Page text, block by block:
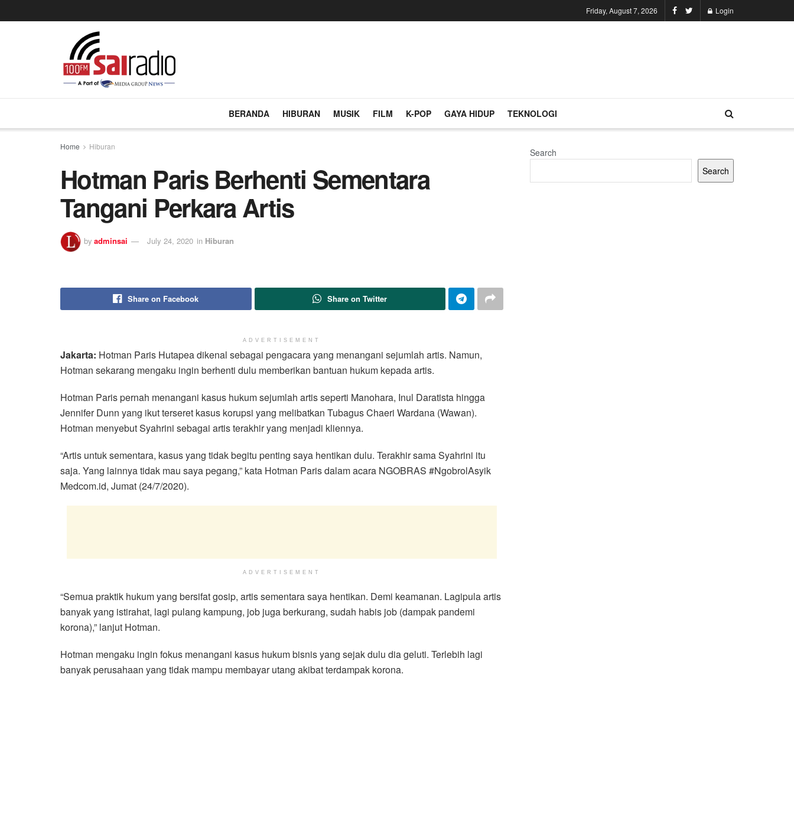
Friday, August 7, 2026 Login
BERANDA HIBURAN MUSIK FILM K-POP GAYA HIDUP TEKNOLOGI
Home Hiburan
Hotman Paris Berhenti Sementara
Tangani Perkara Artis
by adminsai July 24, 2020 in Hiburan
Share on Facebook Share on Twitter
ADVERTISEMENT
Jakarta: Hotman Paris Hutapea dikenal sebagai pengacara yang menangani sejumlah artis. Namun,
Hotman sekarang mengaku ingin berhenti dulu memberikan bantuan hukum kepada artis.
Hotman Paris pernah menangani kasus hukum sejumlah artis seperti Manohara, Inul Daratista hingga
Jennifer Dunn yang ikut terseret kasus korupsi yang melibatkan Tubagus Chaeri Wardana (Wawan).
Hotman menyebut Syahrini sebagai artis terakhir yang menjadi kliennya.
“Artis untuk sementara, kasus yang tidak begitu penting saya hentikan dulu. Terakhir sama Syahrini itu
saja. Yang lainnya tidak mau saya pegang,” kata Hotman Paris dalam acara NGOBRAS #NgobrolAsyik
Medcom.id, Jumat (24/7/2020).
ADVERTISEMENT
“Semua praktik hukum yang bersifat gosip, artis sementara saya hentikan. Demi keamanan. Lagipula artis
banyak yang istirahat, lagi pulang kampung, job juga berkurang, sudah habis job (dampak pandemi
korona),” lanjut Hotman.
Hotman mengaku ingin fokus menangani kasus hukum bisnis yang sejak dulu dia geluti. Terlebih lagi
banyak perusahaan yang tidak mampu membayar utang akibat terdampak korona.
Search
Search